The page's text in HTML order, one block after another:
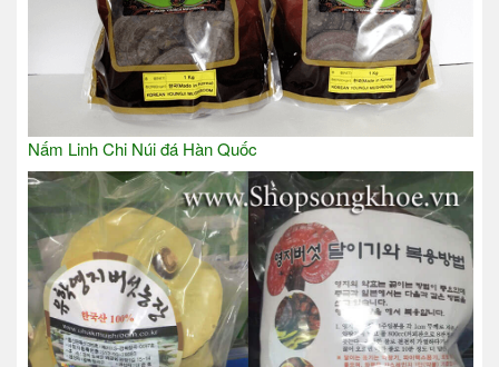
Nấm Linh Chi Núi đá Hàn Quốc